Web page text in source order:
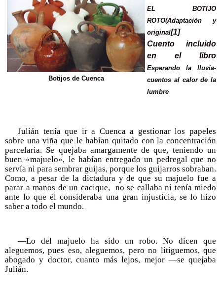
Botijos de Cuenca
EL BOTIJO
ROTO(Adaptación y
original[1]
Cuento incluido
en el libro
Esperando la lluvia-
cuentos al calor de la
lumbre
Julián tenía que ir a Cuenca a gestionar los papeles
sobre una viña que le habían quitado con la concentración
parcelaria. Se quejaba amargamente de que, teniendo un
buen «majuelo», le habían entregado un pedregal que no
servía ni para sembrar guijas, porque los guijarros sobraban.
Como, a pesar de la dictadura y de que su majuelo fue a
parar a manos de un cacique, no se callaba ni tenía miedo
ante lo que él consideraba una gran injusticia, se lo hizo
saber a todo el mundo.
—Lo del majuelo ha sido un robo. No dicen que
aleguemos, pues eso, aleguemos, pero no litiguemos, que
abogado y doctor, cuanto más lejos, mejor —se quejaba
Julián.